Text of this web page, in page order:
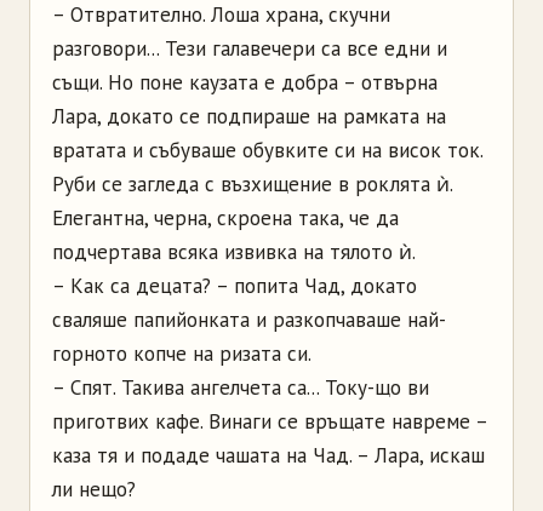
– Отвратително. Лоша храна, скучни
разговори... Тези галавечери са все едни и
същи. Но поне каузата е добра – отвърна
Лара, докато се подпираше на рамката на
вратата и събуваше обувките си на висок ток.
Руби се загледа с възхищение в роклята ѝ.
Елегантна, черна, скроена така, че да
подчертава всяка извивка на тялото ѝ.
– Как са децата? – попита Чад, докато
сваляше папийонката и разкопчаваше най-
горното копче на ризата си.
– Спят. Такива ангелчета са... Току-що ви
приготвих кафе. Винаги се връщате навреме –
каза тя и подаде чашата на Чад. – Лара, искаш
ли нещо?